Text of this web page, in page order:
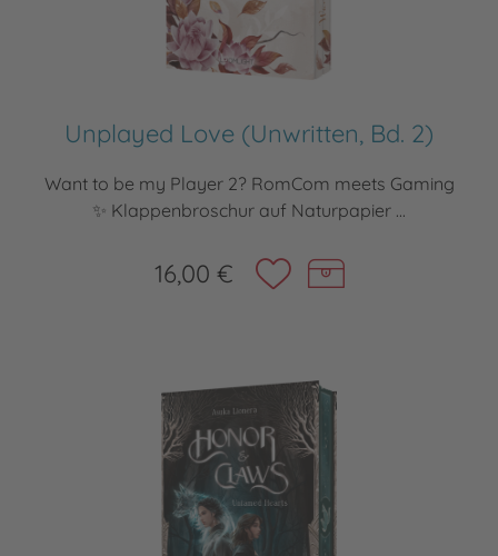
Unplayed Love (Unwritten, Bd. 2)
Want to be my Player 2? RomCom meets Gaming
✨ Klappenbroschur auf Naturpapier ...
16,00 €